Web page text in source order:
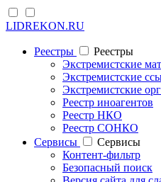
LIDREKON.RU
Реестры
Реестры
Экстремистские
Экстремистские
Экстремистские
Реестр иноагентов
Реестр НКО
Реестр СОНКО
Cервисы
Cервисы
Контент-фильтр
Безопасный поиск